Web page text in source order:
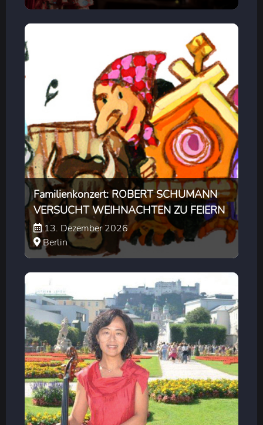
Familienkonzert: ROBERT SCHUMANN
VERSUCHT WEIHNACHTEN ZU FEIERN
13. Dezember 2026
Berlin